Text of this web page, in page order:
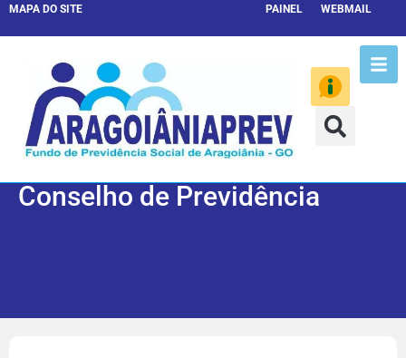
MAPA DO SITE PAINEL WEBMAIL
Conselho de Previdência